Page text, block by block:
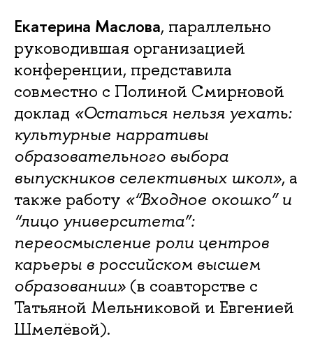
Екатерина Маслова, параллельно
руководившая организацией
конференции, представила
совместно с Полиной Смирновой
доклад «Остаться нельзя уехать:
культурные нарративы
образовательного выбора
выпускников селективных школ», а
также работу «“Входное окошко” и
“лицо университета”:
переосмысление роли центров
карьеры в российском высшем
образовании» (в соавторстве с
Татьяной Мельниковой и Евгенией
Шмелёвой).